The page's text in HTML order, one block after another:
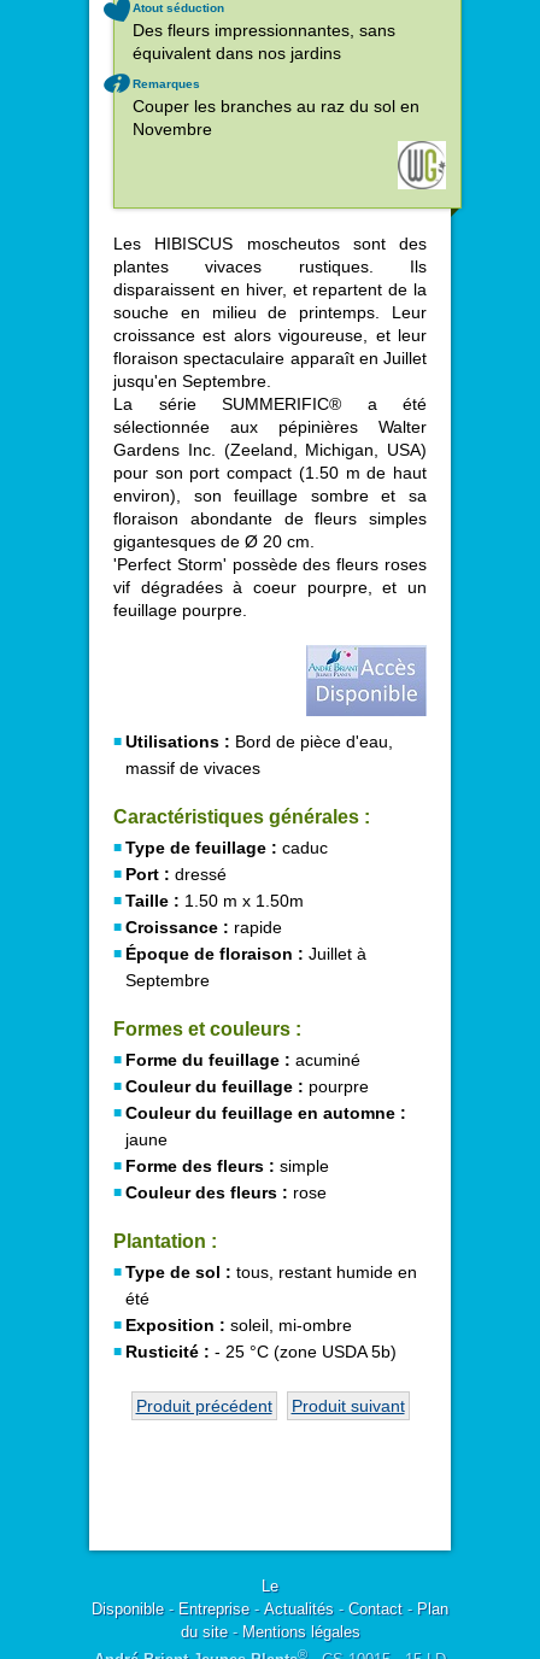
Atout séduction
Des fleurs impressionnantes, sans
équivalent dans nos jardins
Remarques
Couper les branches au raz du sol en
Novembre
Les HIBISCUS moscheutos sont des
plantes vivaces rustiques. Ils
disparaissent en hiver, et repartent de la
souche en milieu de printemps. Leur
croissance est alors vigoureuse, et leur
floraison spectaculaire apparaît en Juillet
jusqu'en Septembre.
La série SUMMERIFIC® a été
sélectionnée aux pépinières Walter
Gardens Inc. (Zeeland, Michigan, USA)
pour son port compact (1.50 m de haut
environ), son feuillage sombre et sa
floraison abondante de fleurs simples
gigantesques de Ø 20 cm.
'Perfect Storm' possède des fleurs roses
vif dégradées à coeur pourpre, et un
feuillage pourpre.
Utilisations : Bord de pièce d'eau,
massif de vivaces
Caractéristiques générales :
Type de feuillage : caduc
Port : dressé
Taille : 1.50 m x 1.50m
Croissance : rapide
Époque de floraison : Juillet à
Septembre
Formes et couleurs :
Forme du feuillage : acuminé
Couleur du feuillage : pourpre
Couleur du feuillage en automne :
jaune
Forme des fleurs : simple
Couleur des fleurs : rose
Plantation :
Type de sol : tous, restant humide en
été
Exposition : soleil, mi-ombre
Rusticité : - 25 °C (zone USDA 5b)
Produit précédent Produit suivant
Le
Disponible- Entreprise- Actualités - Contact- Plan
du site- Mentions légales
®